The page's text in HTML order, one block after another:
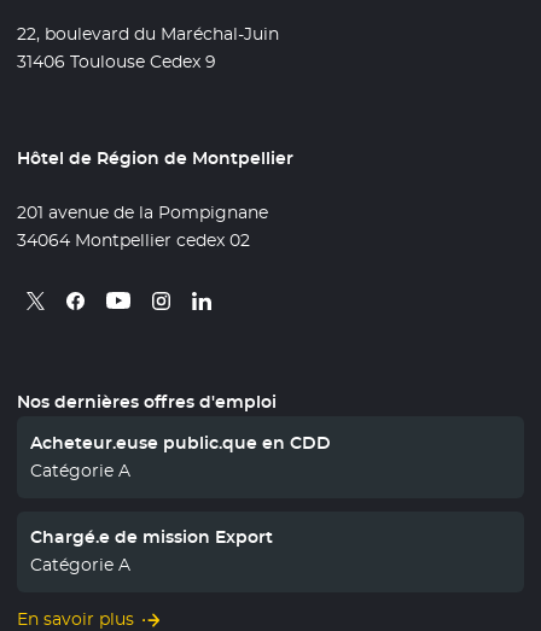
22, boulevard du Maréchal-Juin
31406 Toulouse Cedex 9
Hôtel de Région de Montpellier
201 avenue de la Pompignane
34064 Montpellier cedex 02
Retrouvez nous sur X
- Nouvelle fenêtre
Retrouvez nous sur Facebook
- Nouvelle fenêtre
Retrouvez nous sur Youtube
- Nouvelle fenêtre
Retrouvez nous sur Instagram
- Nouvelle fenêtre
Retrouvez nous sur Linkedin
- Nouvelle fenêtre
Nos dernières offres d'emploi
Acheteur.euse public.que en CDD
Catégorie A
Chargé.e de mission Export
Catégorie A
En savoir plus